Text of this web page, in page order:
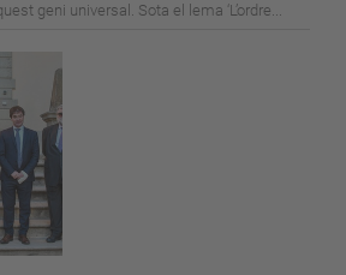
geni universal. Sota el lema ‘L’ordre...